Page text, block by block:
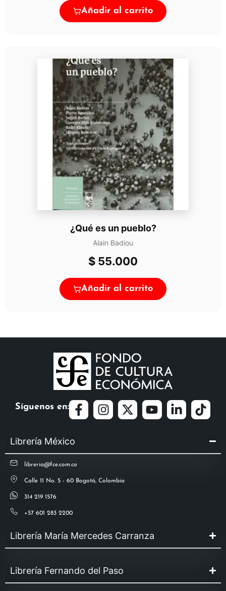
Añadir al carrito
¿Qué es un pueblo?
Alain Badiou
$ 55.000
Añadir al carrito
Síguenos en:
Librería México
libreria@fce.com.co
Calle 11 No. 5 - 60 Bogotá, Colombia
314 219 1576
+57 601 283 2200
Librería María Mercedes Carranza
Librería Fernando del Paso